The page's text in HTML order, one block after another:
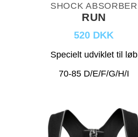
SHOCK ABSORBER
RUN
520 DKK
Specielt udviklet til løb
70-85 D/E/F/G/H/I